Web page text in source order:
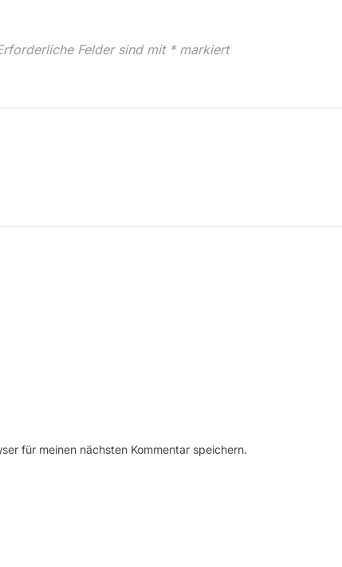
Felder sind mit *markiert
für meinen nächsten Kommentar speichern.